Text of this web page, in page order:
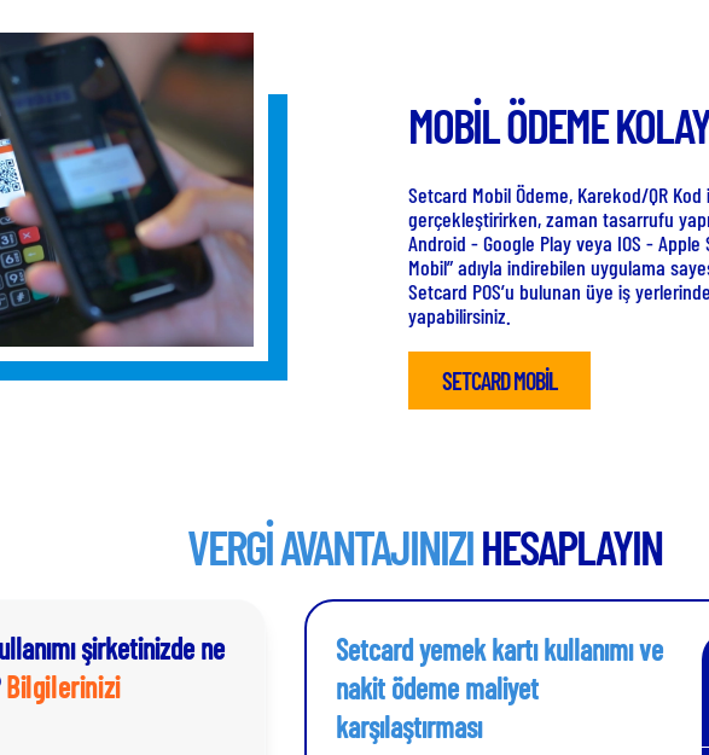
VERGİ AVANTAJINIZIHESAPLAYIN
şirketinizde ne
Bilgilerinizi
Setcard yemek kartı kullanımı ve
nakit ödeme maliyet
karşılaştırması